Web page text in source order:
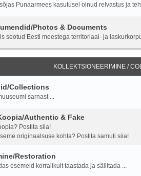
Punaarmees kasutusel olnud relvastus ja
Photos & Documents
seotud Eesti meestega territoriaal- ja
KOLLEKTSIONEERIMINE /
Collections
sarnast ...
Authentic & Fake
Postita siia!
originaalsuse kohta? Postita samuti siia!
Restoration
esemeid korralikult taastada ja säilitada ...